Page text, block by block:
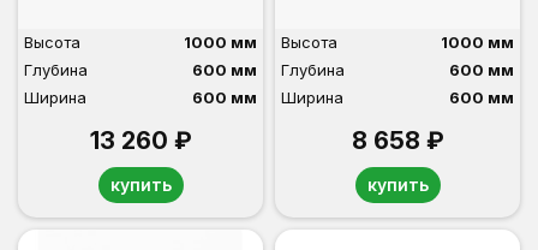
Высота
1000 мм
Глубина
600 мм
Ширина
600 мм
13 260 ₽
купить
Высота
1000 мм
Глубина
600 мм
Ширина
600 мм
8 658 ₽
купить